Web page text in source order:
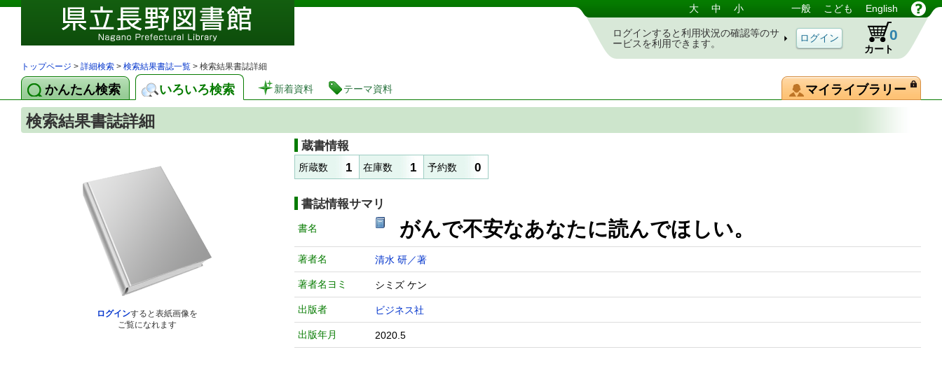
図書館 蔵書検索・予約システム 大 中 小 一般 こども English
ログインすると利用状況の確認等のサ
ービスを利用できます。
カート
0
トップページ > 詳細検索 > 検索結果書誌一覧 > 検索結果書誌詳細
かんたん検索 いろいろ検索 新着資料 テーマ資料 マイライブラリー
検索結果書誌詳細
ログインすると表紙画像を
ご覧になれます
蔵書情報
所蔵数 1 在庫数 1 予約数 0
書誌情報サマリ
書名 がんで不安なあなたに読んでほしい。
著者名 清水 研／著
著者名ヨミ シミズ ケン
出版者 ビジネス社
出版年月 2020.5